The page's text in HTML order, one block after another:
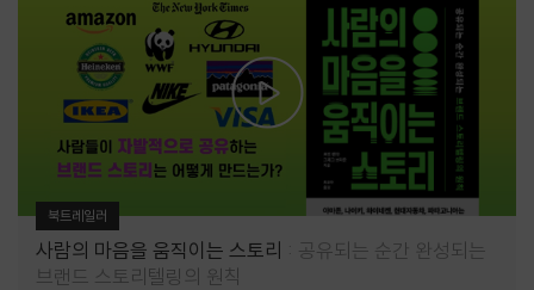
북트레일러
사람의 마음을 움직이는 스토리
공유되는 순간 완성되는
브랜드 스토리텔링의 원칙